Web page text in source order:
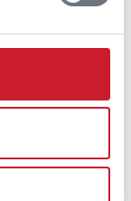
angezeigt